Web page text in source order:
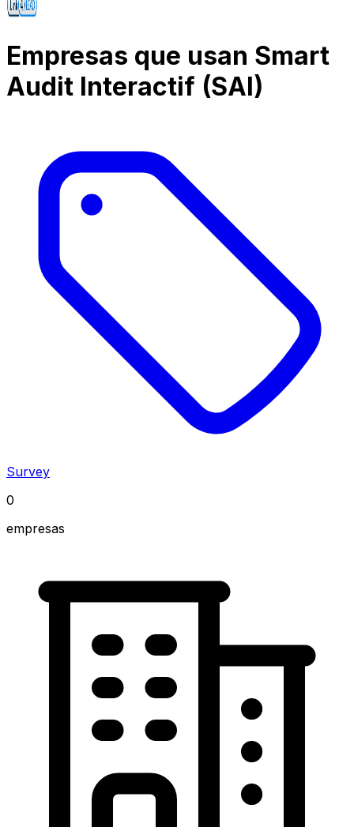
Empresas que usan Smart
Audit Interactif (SAI)
Survey
0
empresas